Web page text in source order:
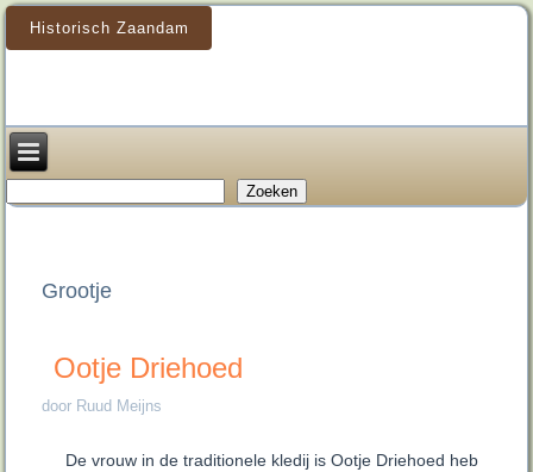
Historisch Zaandam
Zoeken
Grootje
Ootje Driehoed
door Ruud Meijns
De vrouw in de traditionele kledij is Ootje Driehoed heb